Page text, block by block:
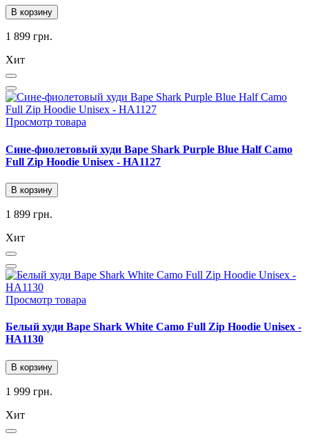
В корзину
1 899 грн.
Хит
Просмотр товара
Сине-фиолетовый худи Bape Shark Purple Blue Half Camo
Full Zip Hoodie Unisex - HA1127
В корзину
1 899 грн.
Хит
Просмотр товара
Белый худи Bape Shark White Camo Full Zip Hoodie Unisex -
HA1130
В корзину
1 999 грн.
Хит